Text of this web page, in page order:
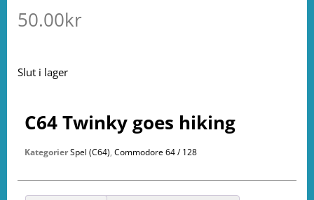
50.00kr
Slut i lager
C64 Twinky goes hiking
KategorierSpel (C64), Commodore 64 / 128